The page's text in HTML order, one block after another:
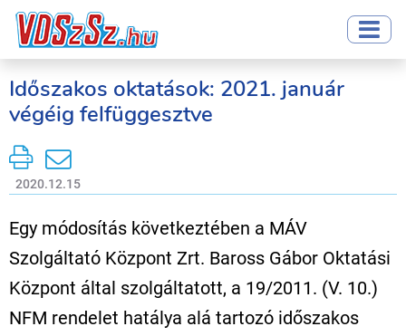
Időszakos oktatások: 2021. január
végéig felfüggesztve
2020.12.15
Egy módosítás következtében a MÁV
Szolgáltató Központ Zrt. Baross Gábor Oktatási
Központ által szolgáltatott, a 19/2011. (V. 10.)
NFM rendelet hatálya alá tartozó időszakos